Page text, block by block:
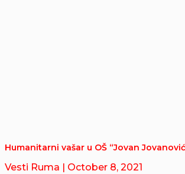
Humanitarni vašar u OŠ “Jovan
Vesti Ruma | October 8, 2021